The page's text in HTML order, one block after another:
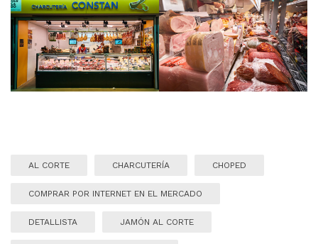
AL CORTE CHARCUTERÍA CHOPED
COMPRAR POR INTERNET EN EL MERCADO
DETALLISTA JAMÓN AL CORTE